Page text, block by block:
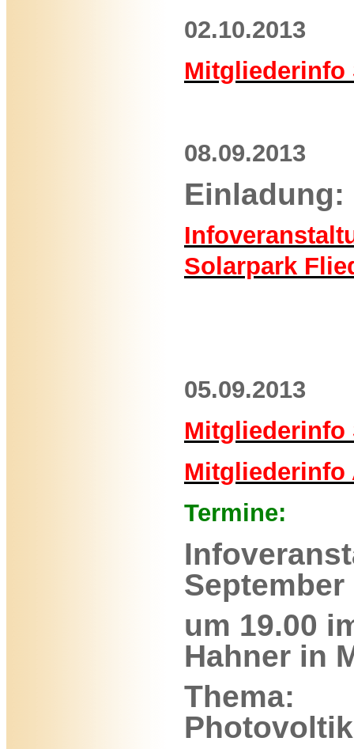
02.10.2013
Mitgliederinfo
08.09.2013
Einladung:
Solarpark
05.09.2013
Mitgliederinfo
Mitgliederinfo
Termine:
September
um 19.00
Hahner in
Thema: